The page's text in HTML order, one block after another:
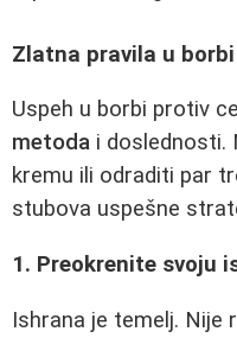
Zlatna pravila u
Uspeh u borbi protiv
metoda i doslednosti.
kremu ili odraditi par
stubova uspešne
1. Preokrenite svoju
Ishrana je temelj. Nije